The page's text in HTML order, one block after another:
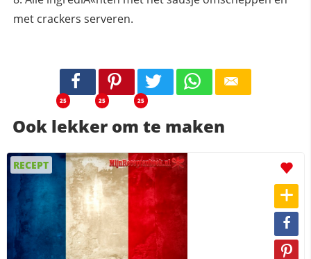
met crackers serveren.
25 25 25
Ook lekker om te maken
RECEPT